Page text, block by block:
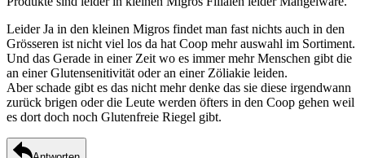
Leider Ja in den kleinen Migros findet man fast nichts auch in den
Grösseren ist nicht viel los da hat Coop mehr auswahl im Sortiment.
Und das Gerade in einer Zeit wo es immer mehr Menschen gibt die
an einer Glutensenitivität oder an einer Zöliakie leiden.
Aber schade gibt es das nicht mehr denke das sie diese irgendwann
zurück brigen oder die Leute werden öfters in den Coop gehen weil
es dort doch noch Glutenfreie Riegel gibt.